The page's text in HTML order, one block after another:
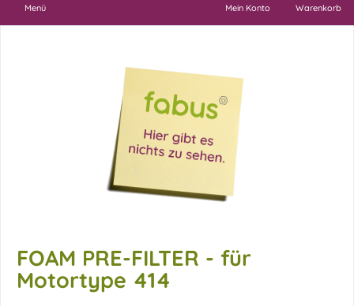
Warenkorb
Mein Konto
Menü
FOAM PRE-FILTER - für
Motortype 414